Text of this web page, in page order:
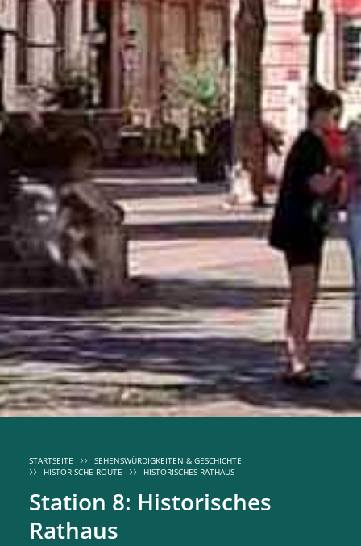
STARTSEITE
SEHENSWÜRDIGKEITEN & GESCHICHTE
HISTORISCHE ROUTE
HISTORISCHES RATHAUS
Station 8: Historisches
Rathaus